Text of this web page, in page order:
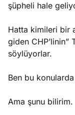
şüpheli hale
Hatta kimileri bir
giden CHP’linin”
söylüyorlar.
Ben bu
Ama şunu bilirim.